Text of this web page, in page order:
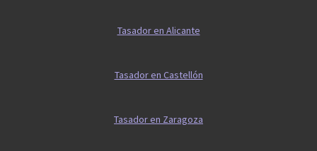
Tasador en Alicante
Tasador en Castellón
Tasador en Zaragoza